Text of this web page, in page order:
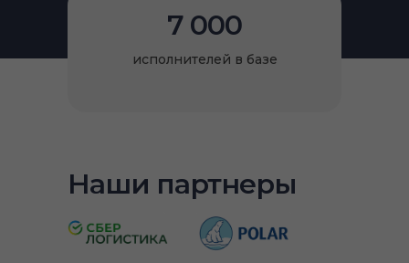
7 000
исполнителей в базе
Наши партнеры